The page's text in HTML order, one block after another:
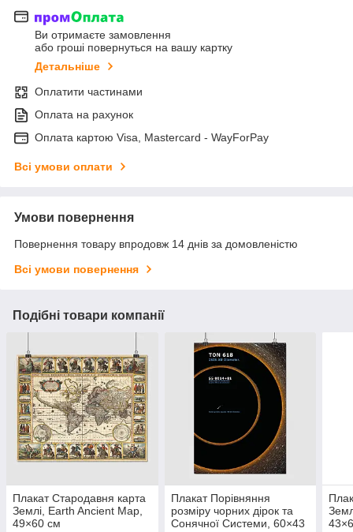
Ви отримаєте замовлення
або гроші повернуться на вашу картку
Детальніше
Оплатити частинами
Оплата на рахунок
Оплата картою Visa, Mastercard - WayForPay
Всі умови оплати
Умови повернення
Повернення товару впродовж 14 днів за домовленістю
Всі умови повернення
Подібні товари компанії
Плакат Стародавня карта
Землі, Earth Ancient Map,
49×60 см
Плакат Порівняння
розміру чорних дірок та
Сонячної Системи, 60×43